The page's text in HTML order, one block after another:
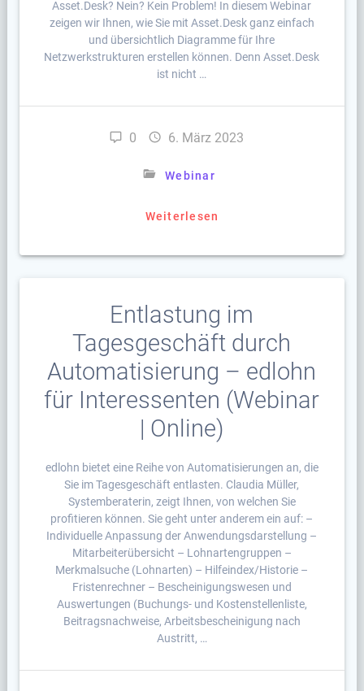
Asset.Desk? Nein? Kein Problem! In diesem Webinar
zeigen wir Ihnen, wie Sie mit Asset.Desk ganz einfach
und übersichtlich Diagramme für Ihre
Netzwerkstrukturen erstellen können. Denn Asset.Desk
ist nicht …
0 6. März 2023
Webinar
Weiterlesen
Entlastung im
Tagesgeschäft durch
Automatisierung – edlohn
für Interessenten (Webinar
| Online)
edlohn bietet eine Reihe von Automatisierungen an, die
Sie im Tagesgeschäft entlasten. Claudia Müller,
Systemberaterin, zeigt Ihnen, von welchen Sie
profitieren können. Sie geht unter anderem ein auf: –
Individuelle Anpassung der Anwendungsdarstellung –
Mitarbeiterübersicht – Lohnartengruppen –
Merkmalsuche (Lohnarten) – Hilfeindex/Historie –
Fristenrechner – Bescheinigungswesen und
Auswertungen (Buchungs- und Kostenstellenliste,
Beitragsnachweise, Arbeitsbescheinigung nach
Austritt, …